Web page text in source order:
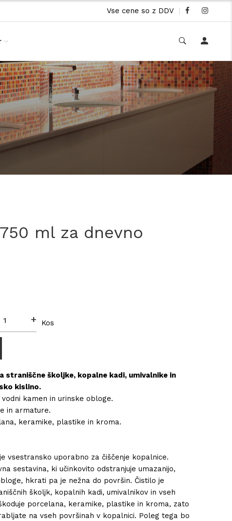
Vse cene so z DDV |
ml za dnevno
+ Kos
straniščne školjke, kopalne kadi, umivalnike in
kislino.
kamen in urinske obloge.
in armature.
keramike, plastike in kroma.
vsestransko uporabno za čiščenje kopalnice.
sestavina, ki učinkovito odstranjuje umazanijo,
hkrati pa je nežna do površin. Čistilo je
školjk, kopalnih kadi, umivalnikov in vseh
porcelana, keramike, plastike in kroma, zato
na vseh površinah v kopalnici. Poleg tega bo